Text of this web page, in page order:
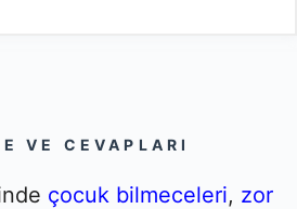
VE CEVAPLARI
çocuk bilmeceleri, zor